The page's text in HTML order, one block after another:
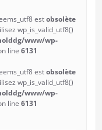
estobsolète
wp_is_valid_utf8()
www/wp-
line 6131
estobsolète
wp_is_valid_utf8()
www/wp-
line 6131